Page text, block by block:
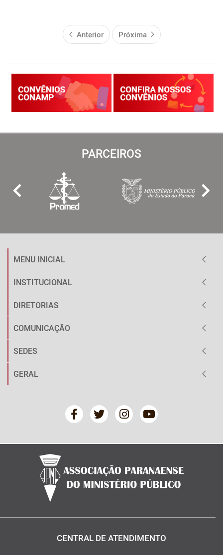
Anterior Próxima
PARCEIROS
MENU INICIAL
INSTITUCIONAL
DIRETORIAS
COMUNICAÇÃO
SEDES
GERAL
CENTRAL DE ATENDIMENTO